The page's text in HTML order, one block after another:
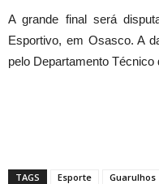
A grande final será
Esportivo, em Osasco. A
pelo Departamento
TAGS Esporte Guarulhos